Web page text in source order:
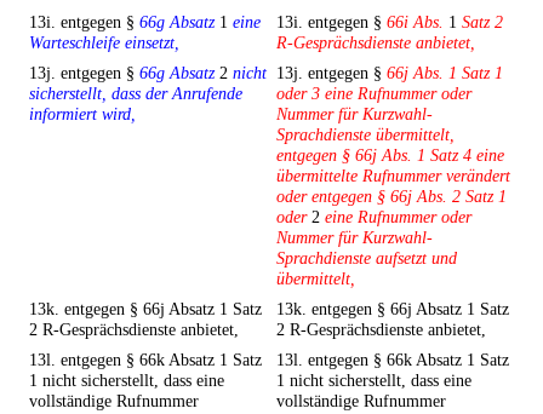
13i. entgegen § 66g Absatz1 eine
Warteschleife einsetzt,
13i. entgegen § 66i Abs. 1 Satz 2
R-Gesprächsdienste anbietet,
13j. entgegen § 66g Absatz2 nicht
sicherstellt, dass der Anrufende
informiert wird,
13j. entgegen § 66j Abs. 1 Satz 1
oder 3 eine Rufnummer oder
Nummer für Kurzwahl-
Sprachdienste übermittelt,
entgegen § 66j Abs. 1 Satz 4 eine
übermittelte Rufnummer verändert
oder entgegen § 66j Abs. 2 Satz 1
oder2 eine Rufnummer oder
Nummer für Kurzwahl-
Sprachdienste aufsetzt und
übermittelt,
13k. entgegen § 66j Absatz 1 Satz
2 R-Gesprächsdienste anbietet,
13k. entgegen § 66j Absatz 1 Satz
2 R-Gesprächsdienste anbietet,
13l. entgegen § 66k Absatz 1 Satz
1 nicht sicherstellt, dass eine
vollständige Rufnummer
13l. entgegen § 66k Absatz 1 Satz
1 nicht sicherstellt, dass eine
vollständige Rufnummer